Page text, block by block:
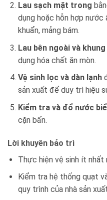
Lau sạch mặt trong
dụng hoặc hỗn hợp nước
khuẩn, mảng bám.
Lau bên ngoài và
dụng hóa chất ăn mòn.
Vệ sinh lọc và dàn lạnh
sản xuất để duy trì hiệu
Kiểm tra và đổ nước
cặn bẩn.
Lời khuyên bảo trì
Thực hiện vệ sinh ít nhất
Kiểm tra hệ thống quạt
quy trình của nhà sản